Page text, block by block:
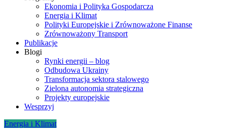
Ekonomia i Polityka Gospodarcza
Energia i Klimat
Polityki Europejskie i Zrównoważone Finanse
Zrównoważony Transport
Publikacje
Blogi
Rynki energii – blog
Odbudowa Ukrainy
Transformacja sektora stalowego
Zielona autonomia strategiczna
Projekty europejskie
Wesprzyj
Energia i Klimat